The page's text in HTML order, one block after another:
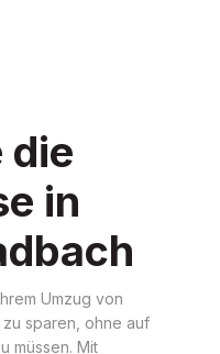
die
in
Umzug von
sparen, ohne auf
müssen. Mit